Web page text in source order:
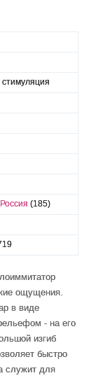
стимуляция
(185)
ощущения.
в виде
- на его
изгиб
быстро
служит для